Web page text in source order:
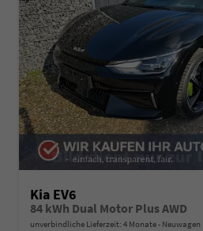
Kia EV6
84 kWh Dual Motor Plus AWD
unverbindliche Lieferzeit: 4 Monate Neuwagen